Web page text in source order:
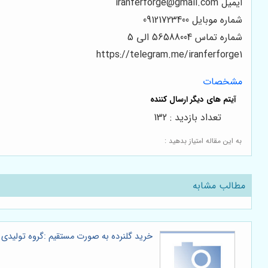
شماره موبایل 09121723400
شماره تماس 56588004 الی 5
https://telegram.me/iranferforge1
مشخصات
به این مقاله امتیاز بدهید :
تعداد بازدید : 132
مطالب مشابه
خرید گلنرده به صورت مستقیم :گروه تولیدی